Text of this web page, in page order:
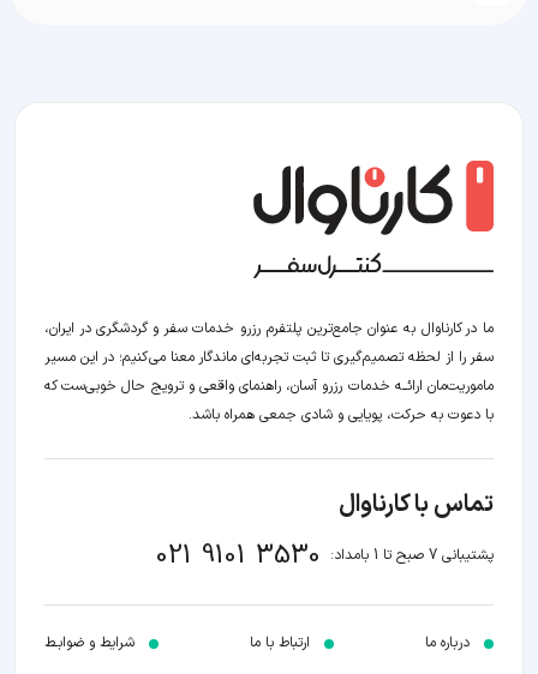
ما در کارناوال به عنوان جامع‌ترین پلتفرم رزرو خدمات سفر و گردشگری در ایران،
سفر را از لحظه‌ تصمیم‌گیری تا ثبت تجربه‌ای ماندگار معنا می‌کنیم؛ در این مسیر‍
ماموریت‌مان اراﺋــﻪ خدمات رزرو آسان، راهنمای واقعی و ترویج حال خوبی‌ست که
با دعوت به حرکت، پویایی و شادی جمعی همراه باشد.
تماس با کارناوال
پشتیبانی 7 صبح تا 1 بامداد: 021 9101 3530
درباره ما ارتباط با ما شرایط و ضوابـط